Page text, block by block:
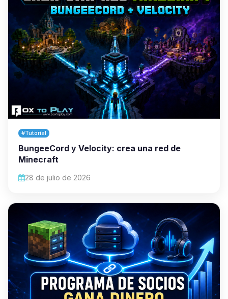
#Tutorial
BungeeCord y Velocity: crea una red de
Minecraft
28 de julio de 2026